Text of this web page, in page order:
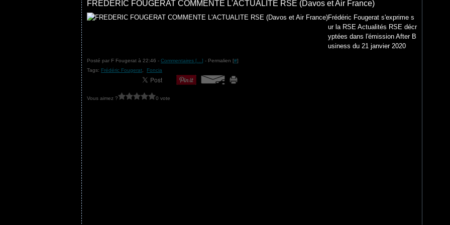
FREDERIC FOUGERAT COMMENTE L'ACTUALITE RSE (Davos et Air France)
Frédéric Fougerat s'exprime s
ur la RSE Actualités RSE décr
yptées dans l'émission After B
usiness du 21 janvier 2020
Posté par F Fougerat à 22:46 - Commentaires [ ] - Permalien [#]
Tags: Frédéric Fougerat Foncia
Vous aimez ? 0 vote